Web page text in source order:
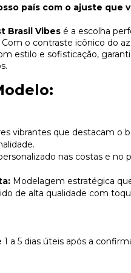
país com o ajuste que
Brasil Vibes é a escolha
Com o contraste icônico do
estilo e sofisticação,
vibrantes que destacam o
nas costas e no
Modelagem estratégica
de alta qualidade com
1 a 5 dias úteis após a